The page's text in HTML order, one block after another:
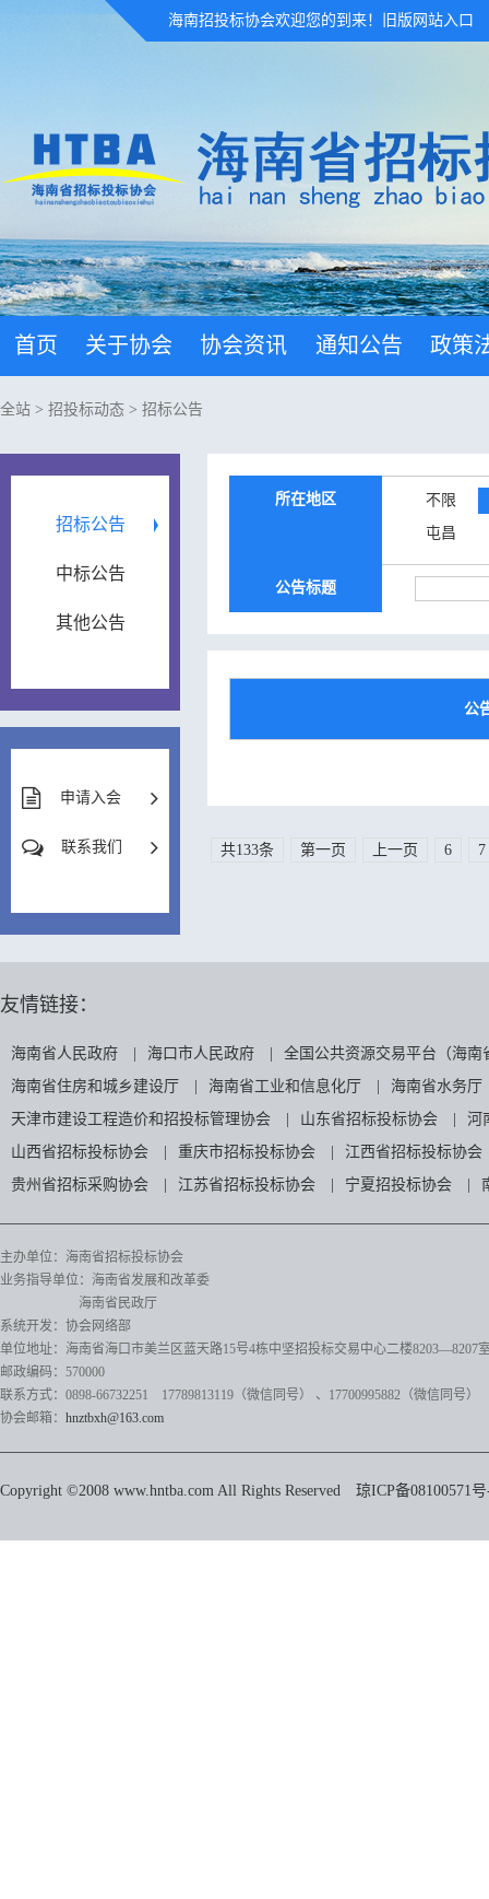
海南招投标协会欢迎您的到来！ 旧版网站入口
首页 关于协会 协会资讯 通知公告 政策
全站 > 招投标动态 > 招标公告
招标公告
中标公告
其他公告
申请入会
联系我们
所在地区
不限
屯昌
公告标题
公
共133条 第一页 上一页 6 7
友情链接：
海南省人民政府 海口市人民政府
全国公共资源交易平台（海南
海南省住房和城乡建设厅
海南省工业和信息化厅
海南省水务厅
天津市建设工程造价和招投标管理协会
山东省招标投标协会
河
山西省招标投标协会
重庆市招标投标协会
江西省招标投标协会
贵州省招标采购协会
江苏省招标投标协会 宁夏招投标协会
主办单位：海南省招标投标协会
业务指导单位：海南省发展和改革委
海南省民政厅
系统开发：协会网络部
单位地址：海南省海口市美兰区蓝天路15号4栋中坚招投标交易中心二楼8203—8207
邮政编码：570000
联系方式：0898-66732251 17789813119（微信同号）
、17700995882 （微信同号）
协会邮箱： hnztbxh@163.com
Copyright ©2008 www.hntba.com All Rights Reserved 琼ICP备08100571